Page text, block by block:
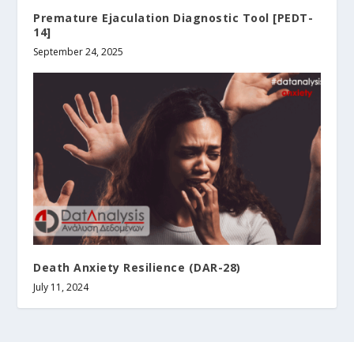
Premature Ejaculation Diagnostic Tool [PEDT-
14]
September 24, 2025
Death Anxiety Resilience (DAR-28)
July 11, 2024